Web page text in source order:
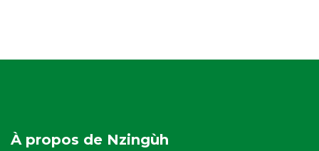
À propos de Nzingùh